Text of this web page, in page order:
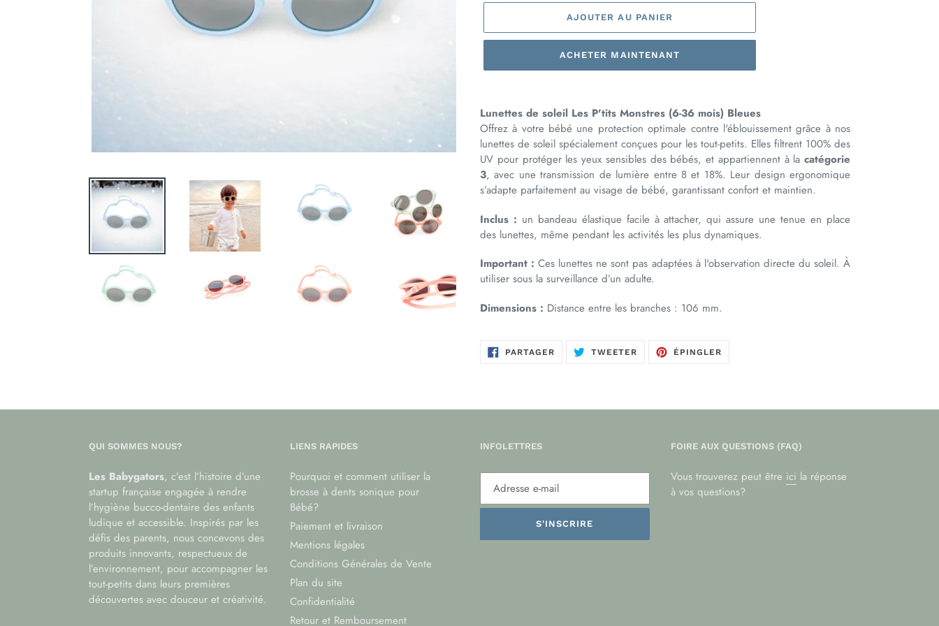
AJOUTER AU PANIER
ACHETER MAINTENANT
d'un
produit
à
votre
panier
Lunettes de soleil Les P'tits Monstres (6-36 mois) Bleues
Offrez à votre bébé une protection optimale contre l'éblouissement grâce à nos
lunettes de soleil spécialement conçues pour les tout-petits. Elles filtrent 100% des
UV pour protéger les yeux sensibles des bébés, et appartiennent à la catégorie
3, avec une transmission de lumière entre 8 et 18%. Leur design ergonomique
s’adapte parfaitement au visage de bébé, garantissant confort et maintien.
Inclus : un bandeau élastique facile à attacher, qui assure une tenue en place
des lunettes, même pendant les activités les plus dynamiques.
Important : Ces lunettes ne sont pas adaptées à l'observation directe du soleil. À
utiliser sous la surveillance d’un adulte.
Dimensions : Distance entre les branches : 106 mm.
PARTAGERPARTAGER
SUR
TWEETER TWEETERÉPINGLER
QUI SOMMES NOUS?
Les Babygators, c’est l’histoire d’une
startup française engagée à rendre
l’hygiène bucco-dentaire des enfants
ludique et accessible. Inspirés par les
défis des parents, nous concevons des
produits innovants, respectueux de
l’environnement, pour accompagner les
tout-petits dans leurs premières
découvertes avec douceur et créativité.
LIENS RAPIDES
Pourquoi et comment utiliser la
brosse à dents sonique pour
Bébé?
Paiement et livraison
Mentions légales
Conditions Générales de Vente
Plan du site
Confidentialité
Retour et Remboursement
INFOLETTRES
S'INSCRIRE
FOIRE AUX QUESTIONS (FAQ)
Vous trouverez peut être ici la réponse
à vos questions?